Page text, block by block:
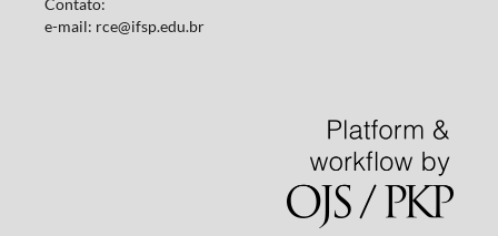
Contato:
e-mail: rce@ifsp.edu.br